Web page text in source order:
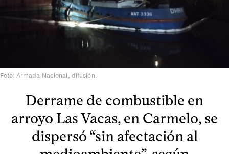
Foto: Armada Nacional, difusión.
Derrame de combustible en
arroyo Las Vacas, en Carmelo, se
dispersó “sin afectación al